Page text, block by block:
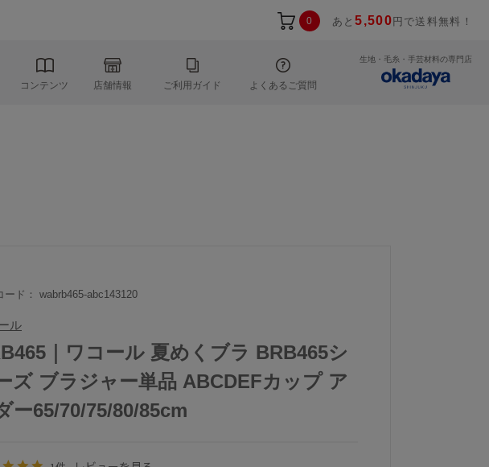
0 あと5,500 円で送料無料！
コンテンツ 店舗情報 ご利用ガイド よくあるご質問
生地・毛糸・手芸材料の専門店
ード： wabrb465-abc143120
ル
｜ワコール 夏めくブラ BRB465シ
ズ ブラジャー単品 ABCDEFカップ ア
ー65/70/75/80/85cm